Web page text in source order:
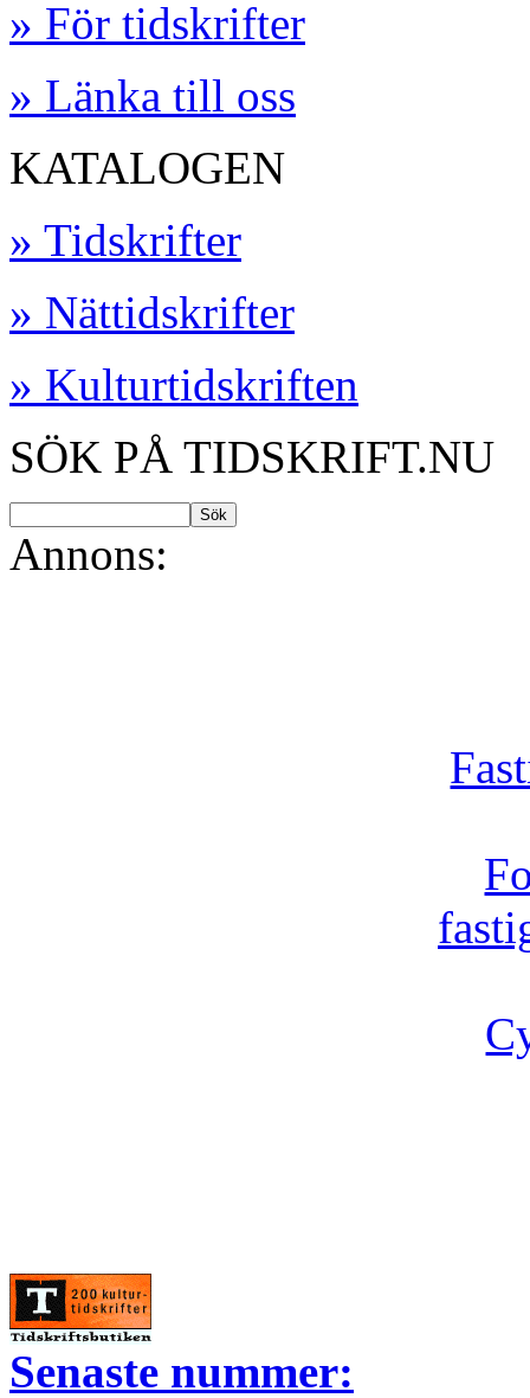
» För tidskrifter
» Länka till oss
KATALOGEN
» Tidskrifter
» Nättidskrifter
» Kulturtidskriften
SÖK PÅ TIDSKRIFT.NU
Annons:
Senaste nummer: